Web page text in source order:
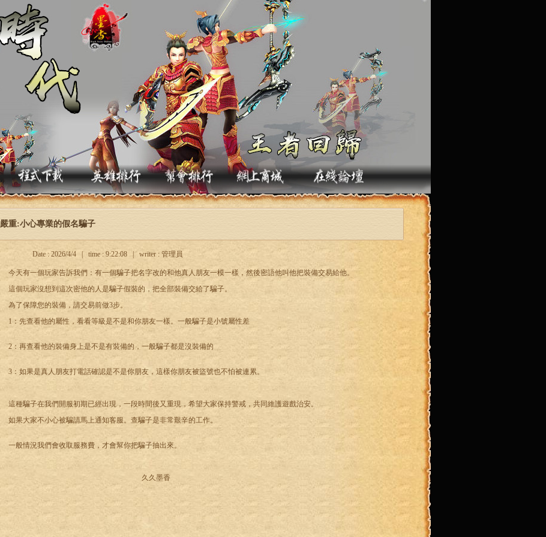
嚴重:小心專業的假名騙子
Date : 2026/4/4 | time : 9:22:08 | writer : 管理員
今天有一個玩家告訴我們：有一個騙子把名字改的和他真人朋友一模一樣，然後密語他叫他把裝備交易給他。
這個玩家沒想到這次密他的人是騙子假裝的，把全部裝備交給了騙子。
為了保障您的裝備，請交易前做3步。
1：先查看他的屬性，看看等級是不是和你朋友一樣。一般騙子是小號屬性差
2：再查看他的裝備身上是不是有裝備的，一般騙子都是沒裝備的
3：如果是真人朋友打電話確認是不是你朋友，這樣你朋友被盜號也不怕被連累。
這種騙子在我們開服初期已經出現，一段時間後又重現，希望大家保持警戒，共同維護遊戲治安。
如果大家不小心被騙請馬上通知客服。查騙子是非常艱辛的工作。
一般情況我們會收取服務費，才會幫你把騙子抽出來。
久久墨香